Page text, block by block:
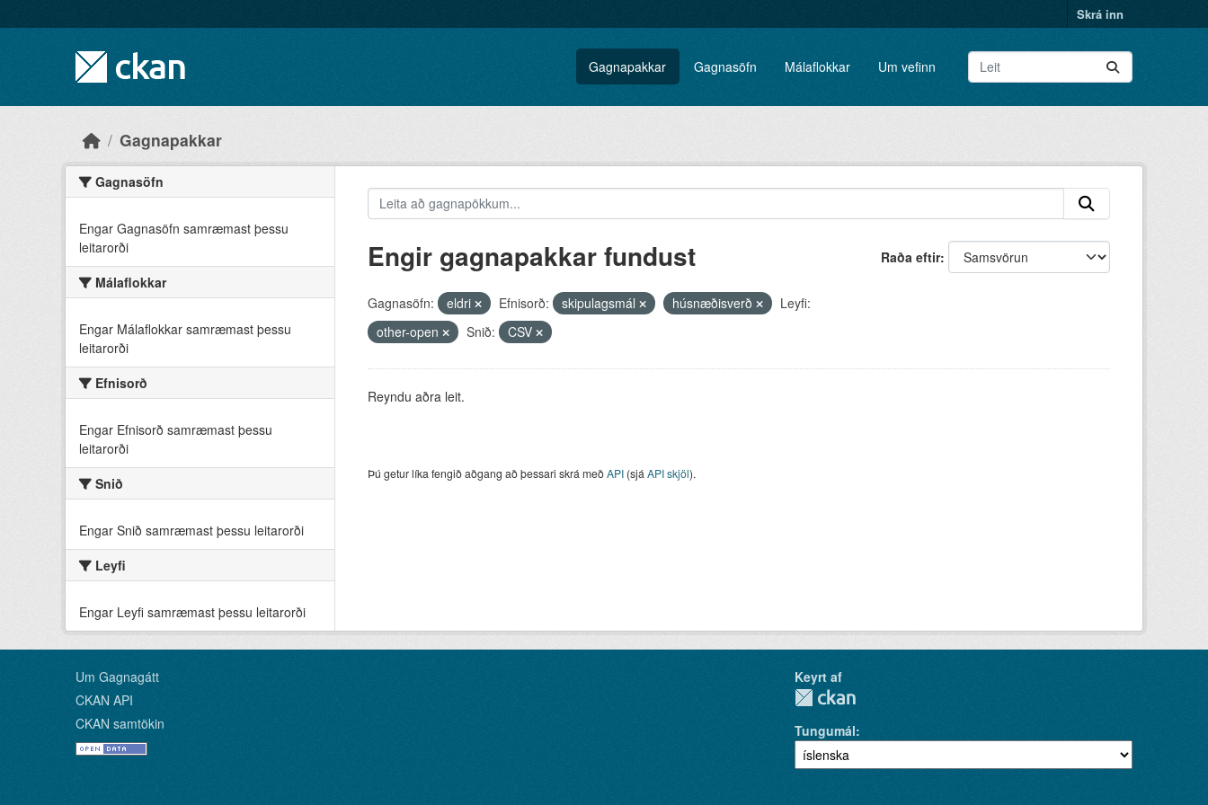
Skrá inn
Gagnapakkar Gagnasöfn Málaflokkar Um vefinn
Gagnapakkar
Gagnasöfn
Engar Gagnasöfn samræmast þessu
leitarorði
Málaflokkar
Engar Málaflokkar samræmast þessu
leitarorði
Efnisorð
Engar Efnisorð samræmast þessu
leitarorði
Snið
Engar Snið samræmast þessu leitarorði
Leyfi
Engar Leyfi samræmast þessu leitarorði
Raða eftir
Engir gagnapakkar fundust
Gagnasöfn: eldri Efnisorð: skipulagsmál húsnæðisverð
Leyfi:
other-open
Snið: CSV
Reyndu aðra leit.
Þú getur líka fengið aðgang að þessari skrá meðAPI(sjá API skjöl).
Um Gagnagátt
CKAN API
CKAN samtökin
Keyrt af
Tungumál